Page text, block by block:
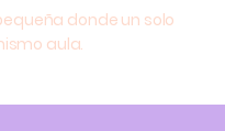
donde un solo
aula.